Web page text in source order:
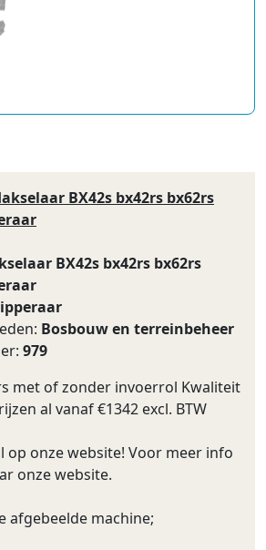
BX42s bx42rs bx62rs
BX42s bx42rs bx62rs
Bosbouw en terreinbeheer
979
met of zonder invoerrol Kwaliteit
al vanaf €1342 excl. BTW
op onze website! Voor meer info
onze website.
afgebeelde machine;